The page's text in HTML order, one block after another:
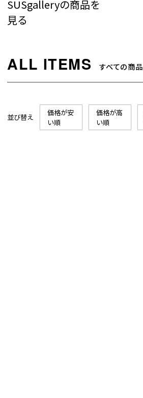
SUSgalleryの商品を
見る
すべての商品
並び替え
価格が安
い順
価格が高
い順